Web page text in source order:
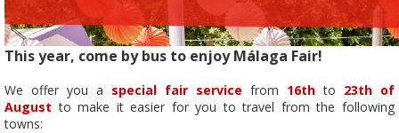
This year, come by bus to enjoy Málaga Fair!
We offer you a special fair service from 16th to 23th of
August to make it easier for you to travel from the following
towns: